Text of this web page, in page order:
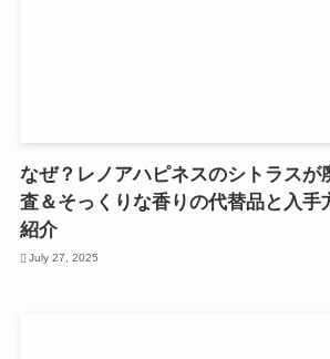
なぜ？レノアハピネスのシトラスが
査＆そっくりな香りの代替品と入手
紹介
July 27, 2025